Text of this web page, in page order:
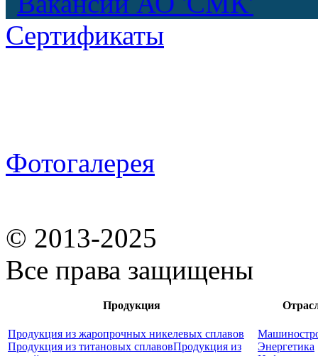
Сертификаты
Фотогалерея
© 2013-2025
Все права защищены
Продукция
Продукция из жаропрочных никелевых сплавов
Продукция из титановых сплавовПродукция из
Энергетика